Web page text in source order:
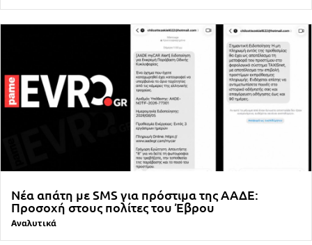
Νέα απάτη με SMS για πρόστιμα της ΑΑΔΕ:
Προσοχή στους πολίτες του Έβρου
Αναλυτικά